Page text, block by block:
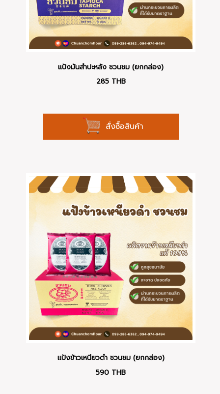
แป้งมันสำปะหลัง ชวนชม (ยกกล่อง)
285 THB
สั่งซื้อสินค้า
แป้งข้าวเหนียวดำ ชวนชม (ยกกล่อง)
590 THB